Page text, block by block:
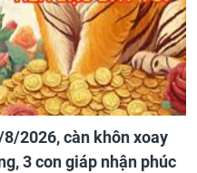
2026, càn khôn xoay
3 con giáp nhận phúc